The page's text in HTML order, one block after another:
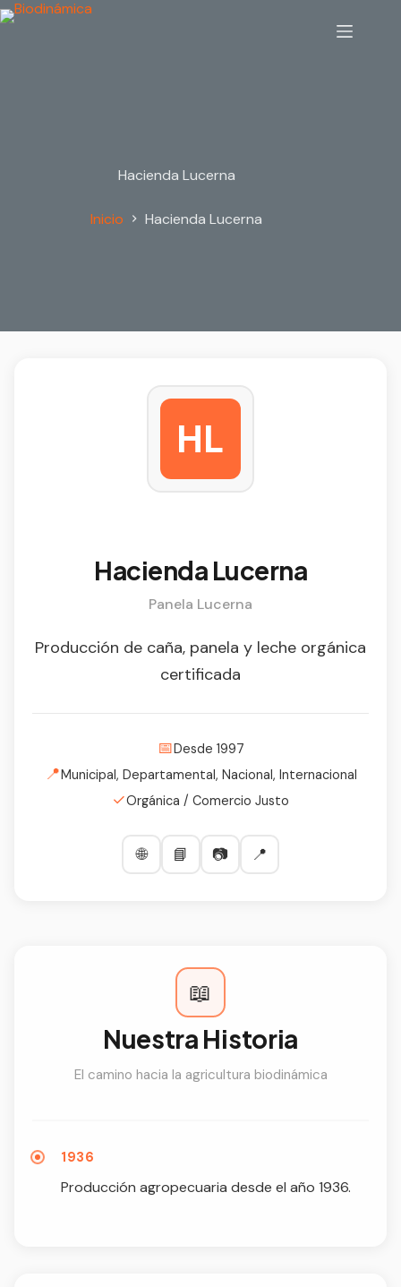
Saltar
Hacienda Lucerna
Inicio Hacienda Lucerna
HL
Hacienda Lucerna
Panela Lucerna
Producción de caña, panela y leche orgánica
certificada
📅Desde 1997
📍Municipal, Departamental, Nacional, Internacional
✓Orgánica / Comercio Justo
🌐 📘 📷 📍
📖
Nuestra Historia
El camino hacia la agricultura biodinámica
1936
Producción agropecuaria desde el año 1936.